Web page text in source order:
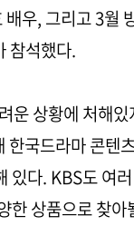
우, 그리고 3월
참석했다.
운 상황에 처해
국드라마 콘텐
있다. KBS도 여
한 상품으로 찾